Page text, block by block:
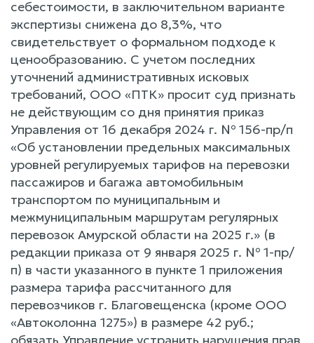
себестоимости, в заключительном варианте
экспертизы снижена до 8,3%, что
свидетельствует о формальном подходе к
ценообразованию. С учетом последних
уточнений административных исковых
требований, ООО «ПТК» просит суд признать
не действующим со дня принятия приказ
Управления от 16 декабря 2024 г. № 156-пр/п
«Об установлении предельных максимальных
уровней регулируемых тарифов на перевозки
пассажиров и багажа автомобильным
транспортом по муниципальным и
межмуниципальным маршрутам регулярных
перевозок Амурской области на 2025 г.» (в
редакции приказа от 9 января 2025 г. № 1-пр/
п) в части указанного в пункте 1 приложения
размера тарифа рассчитанного для
перевозчиков г. Благовещенска (кроме ООО
«Автоколонна 1275») в размере 42 руб.;
обязать Управление устранить нарушения прав